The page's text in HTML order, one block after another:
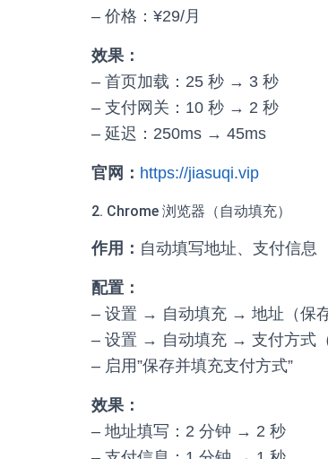
– 价格：¥29/月
效果：
– 首页加载：25 秒 → 3 秒
– 支付网关：10 秒 → 2 秒
– 延迟：250ms → 45ms
官网： https://jiasuqi.vip
2. Chrome 浏览器（自动填充）
作用： 自动填写地址、支付信息
配置：
– 设置 → 自动填充 → 地址（保存
– 设置 → 自动填充 → 支付方式（
– 启用”保存并填充支付方式”
效果：
– 地址填写：2 分钟 → 2 秒